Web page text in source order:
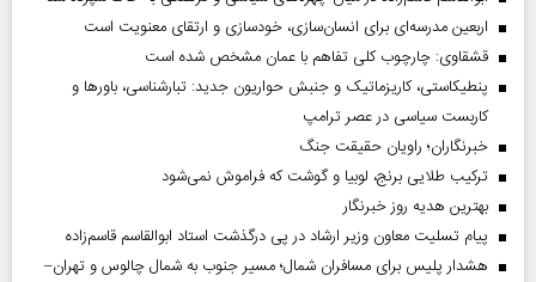
اربعین مدرسه‌ای برای انسان‌سازی، خودسازی و ارتقای معنویت است
قشقاوی: چارچوب کلی تفاهم با عمان مشخص شده است
پنطیکاستی، کاریزماتیک و جنبش حواریون جدید: تبارشناسی، باور‌ها و
کاربست سیاسی در عصر ترامپ
خبرنگاران؛ راویان حقیقت جنگ
ترکیب طلایی برنج، لوبیا و گوشت که فراموش نمی‌شود
بهترین هدیه روز خبرنگار
پیام تسلیت معاون وزیر ارشاد در پی درگذشت استاد ابوالقاسم قاسم‌زاده
هشدار پلیس برای مسافران شمال؛ مسیر جنوب به شمال چالوس و تهران–